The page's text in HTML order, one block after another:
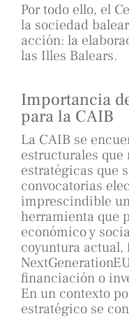
Por todo ello, el
la sociedad
acción: la
las Illes Balears.
Importancia
para la CAIB
La CAIB se
estructurales
estratégicas que
convocatorias
imprescindible
herramienta que
económico y
coyuntura actual,
financiación o
En un contexto
estratégico se